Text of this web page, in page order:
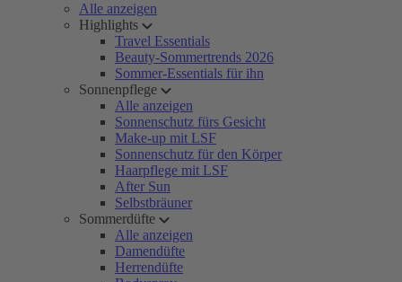
Alle anzeigen
Highlights
Travel Essentials
Beauty-Sommertrends 2026
Sommer-Essentials für ihn
Sonnenpflege
Alle anzeigen
Sonnenschutz fürs Gesicht
Make-up mit LSF
Sonnenschutz für den Körper
Haarpflege mit LSF
After Sun
Selbstbräuner
Sommerdüfte
Alle anzeigen
Damendüfte
Herrendüfte